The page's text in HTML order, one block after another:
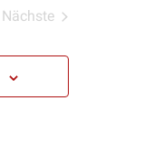
Nächste